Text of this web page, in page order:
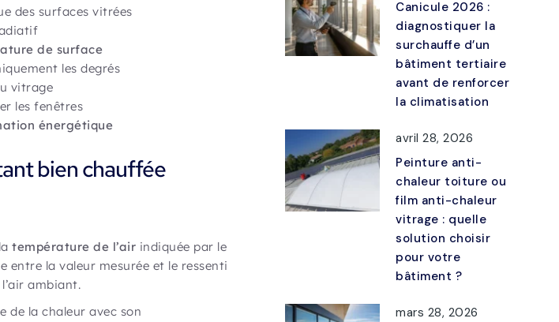
des surfaces vitrées
de surface
les degrés
vitrage
les fenêtres
énergétique
bien chauffée
température de l’air indiquée par le
entre la valeur mesurée et le ressenti
ambiant.
de la chaleur avec son
Canicule 2026 :
diagnostiquer la
surchauffe d’un
bâtiment tertiaire
avant de renforcer
la climatisation
avril 28, 2026
Peinture anti-
chaleur toiture ou
film anti-chaleur
vitrage : quelle
solution choisir
pour votre
bâtiment ?
mars 28, 2026